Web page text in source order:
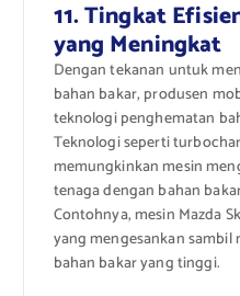
11. Tingkat
yang Meningkat
Dengan tekanan untuk
bahan bakar, produsen
teknologi penghematan
Teknologi seperti
memungkinkan mesin
tenaga dengan bahan
Contohnya, mesin Mazda
yang mengesankan
bahan bakar yang tinggi.